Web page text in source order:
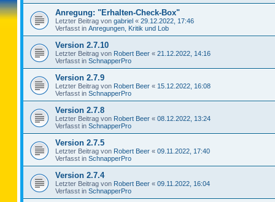
Anregung: "Erhalten-Check-Box"
Letzter Beitrag von gabriel « 29.12.2022, 17:46
Verfasst in Anregungen, Kritik und Lob
Version 2.7.10
Letzter Beitrag von Robert Beer « 21.12.2022, 14:16
Verfasst in SchnapperPro
Version 2.7.9
Letzter Beitrag von Robert Beer « 15.12.2022, 16:08
Verfasst in SchnapperPro
Version 2.7.8
Letzter Beitrag von Robert Beer « 08.12.2022, 13:24
Verfasst in SchnapperPro
Version 2.7.5
Letzter Beitrag von Robert Beer « 09.11.2022, 17:40
Verfasst in SchnapperPro
Version 2.7.4
Letzter Beitrag von Robert Beer « 09.11.2022, 16:04
Verfasst in SchnapperPro